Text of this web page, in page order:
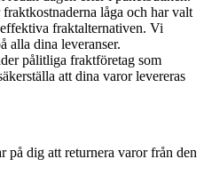
låga och har valt
fraktalternativen. Vi
alla dina leveranser.
pålitliga fraktföretag som
att dina varor levereras
på dig att returnera varor från den